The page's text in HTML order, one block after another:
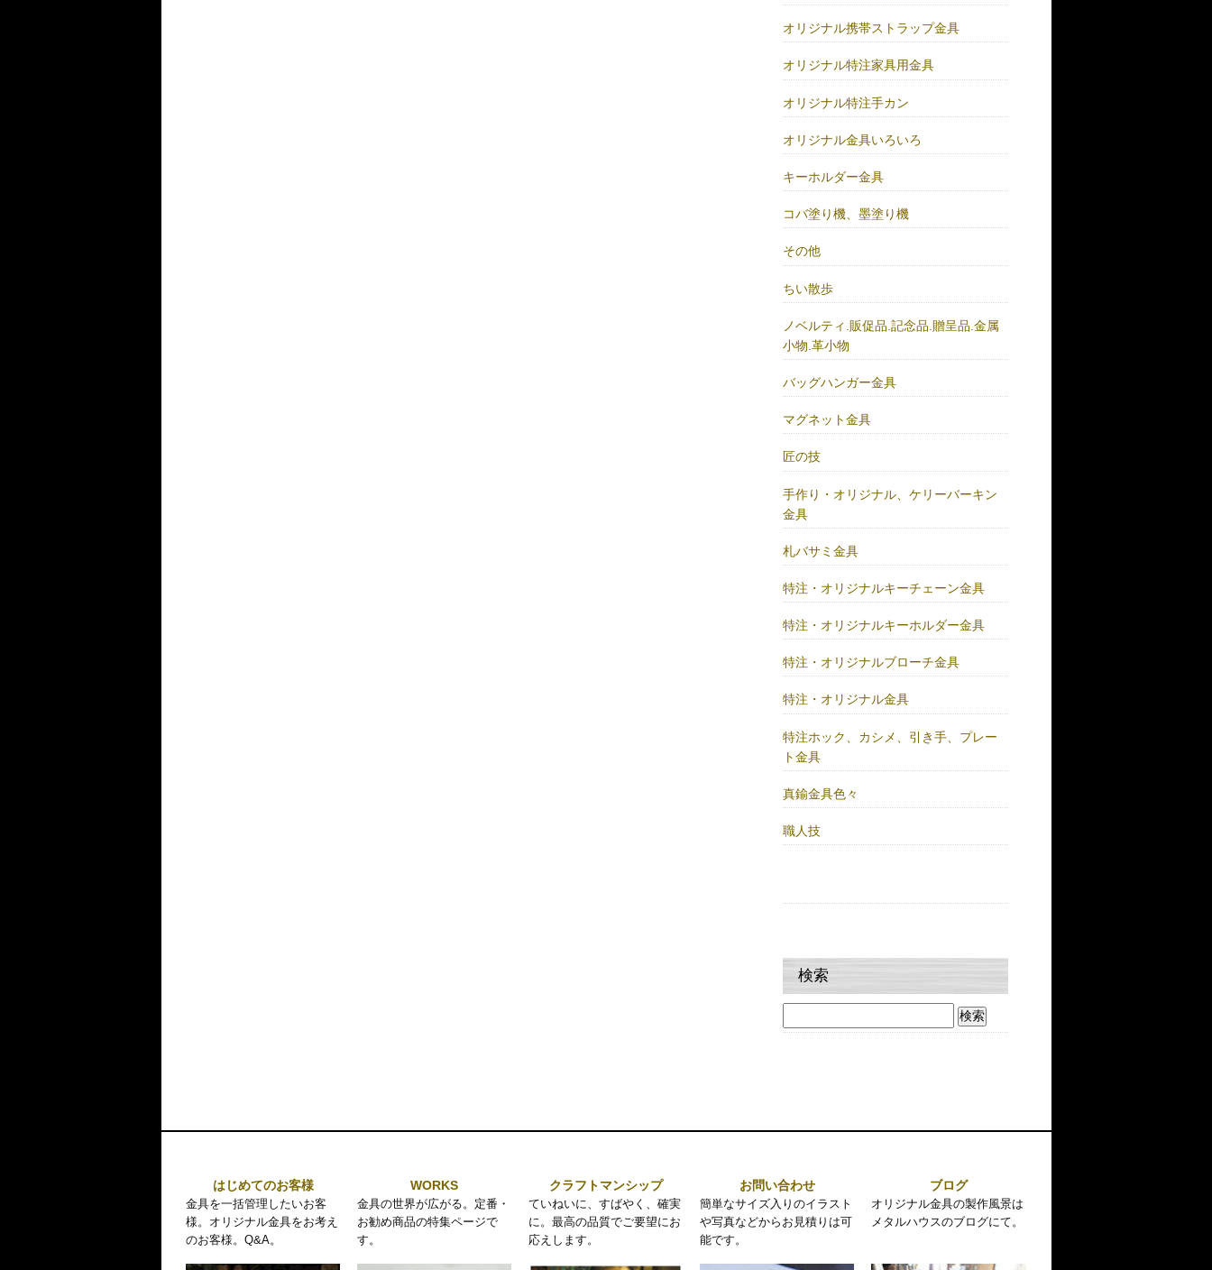
オリジナル携帯ストラップ金具
オリジナル特注家具用金具
オリジナル特注手カン
オリジナル金具いろいろ
キーホルダー金具
コバ塗り機、墨塗り機
その他
ちい散歩
ノベルティ.販促品.記念品.贈呈品.金属
小物.革小物
バッグハンガー金具
マグネット金具
匠の技
手作り・オリジナル、ケリーバーキン
金具
札バサミ金具
特注・オリジナルキーチェーン金具
特注・オリジナルキーホルダー金具
特注・オリジナルブローチ金具
特注・オリジナル金具
特注ホック、カシメ、引き手、プレー
ト金具
真鍮金具色々
職人技
検索
索:
はじめてのお客様
金具を一括管理したいお客
様。オリジナル金具をお考え
のお客様。Q&A。
WORKS
金具の世界が広がる。定番・
お勧め商品の特集ページで
す。
クラフトマンシップ
ていねいに、すばやく、確実
に。最高の品質でご要望にお
応えします。
お問い合わせ
簡単なサイズ入りのイラスト
や写真などからお見積りは可
能です。
ブログ
オリジナル金具の製作風景は
メタルハウスのブログにて。